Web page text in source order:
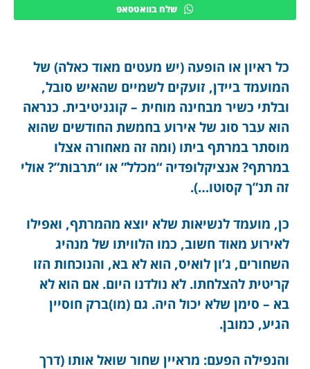
שלח בוואטסאפ
כל ראיון או הופעה (יש מעטים מאוד כאלה) של
המועמד ביידן, זועקים לשמיים שהאיש סובל,
ובלתי כשיר מבחינה מוחית – קוגניטיבית. כנראה
הוא עבר סוג של אירוע בחמשת החודשים שהוא
מוסתר במרתף ביתו (ומה זה מאחורה אצלו
במרתף? אנציקלופדיה “מכלל” או “תרבות”? אולי
זה תנ”ך קסוטו…).
כן, מועמד לנשיאות שלא יוצא מהמרתף, ואפילו
לאירוע מאוד חשוב, כמו הלוויתו של מנהיג
השחורים, ג’ון לואיס, הוא לא בא, והנוכחות הזו
קריטית להצלחתו. לא נולדנו היום. אם הוא לא
בא – סימן שלא יכול היה. גם (מו)ברק חוסיין
הגיע, כמובן.
והנפילה הפעם: מראיין שחור שואל אותו (דרך